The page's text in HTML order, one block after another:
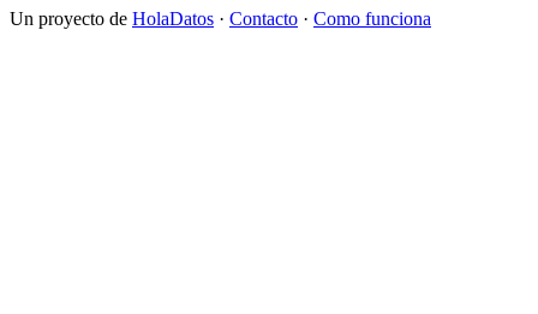
Un proyecto de HolaDatos · Contacto · Como funciona